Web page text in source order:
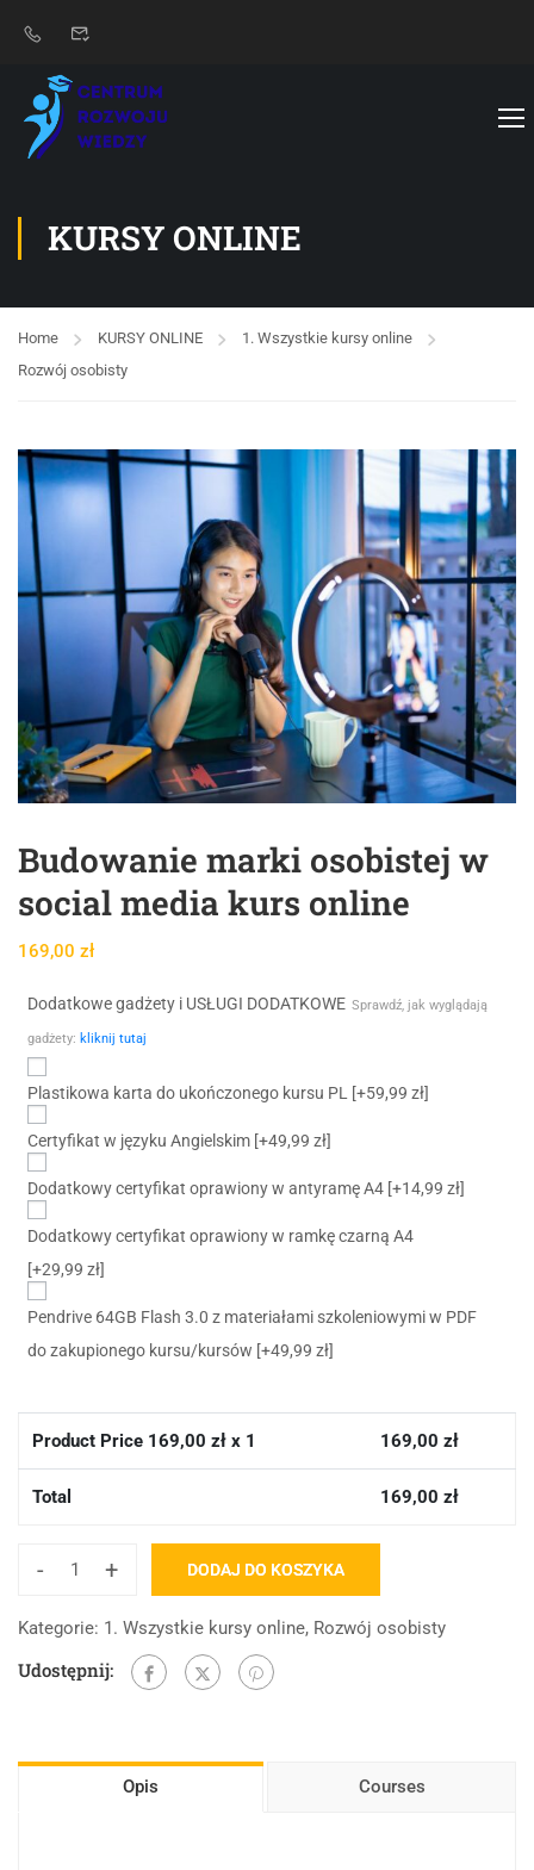
KURSY ONLINE
Home KURSY ONLINE
1. Wszystkie kursy online
Rozwój osobisty
Budowanie marki osobistej w
social media kurs online
169,00 zł
Dodatkowe gadżety i USŁUGI DODATKOWE Sprawdź, jak wyglądają
gadżety: kliknij tutaj
Plastikowa karta do ukończonego kursu PL [+59,99 zł]
Certyfikat w języku Angielskim [+49,99 zł]
Dodatkowy certyfikat oprawiony w antyramę A4 [+14,99 zł]
Dodatkowy certyfikat oprawiony w ramkę czarną A4
[+29,99 zł]
Pendrive 64GB Flash 3.0 z materiałami szkoleniowymi w PDF
do zakupionego kursu/kursów [+49,99 zł]
Product Price 169,00 zł x 1 169,00 zł
Total 169,00 zł
- + DODAJ DO KOSZYKA
Kategorie: 1. Wszystkie kursy online, Rozwój osobisty
Udostępnij:
Opis Courses